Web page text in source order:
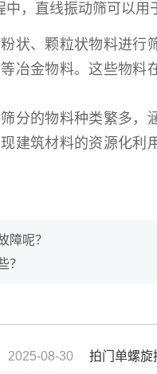
，直线振动筛可以用
状、颗粒状物料进行
冶金物料。这些物料
分的物料种类繁多，
建筑材料的资源化利
障呢？
？
2025-08-30 拍门单螺旋